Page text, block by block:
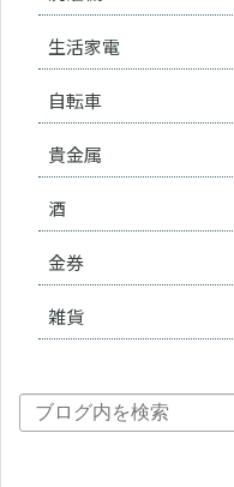
生活家電
自転車
貴金属
酒
金券
雑貨